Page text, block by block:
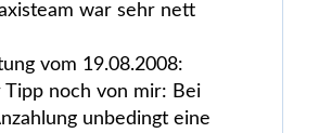
war sehr nett
vom 19.08.2008:
Tipp noch von mir: Bei
unbedingt eine